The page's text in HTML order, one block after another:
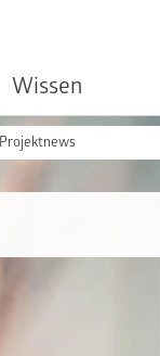
Wissen
Projektnews